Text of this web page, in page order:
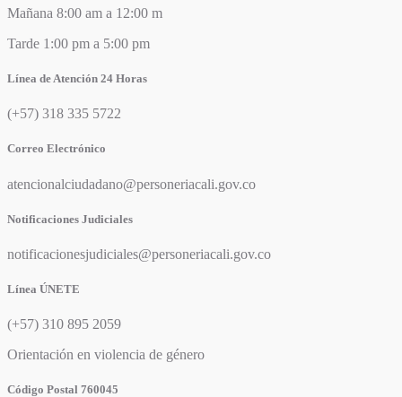
Mañana 8:00 am a 12:00 m
Tarde 1:00 pm a 5:00 pm
Línea de Atención 24 Horas
(+57) 318 335 5722
Correo Electrónico
atencionalciudadano@personeriacali.gov.co
Notificaciones Judiciales
notificacionesjudiciales@personeriacali.gov.co
Línea ÚNETE
(+57) 310 895 2059
Orientación en violencia de género
Código Postal 760045